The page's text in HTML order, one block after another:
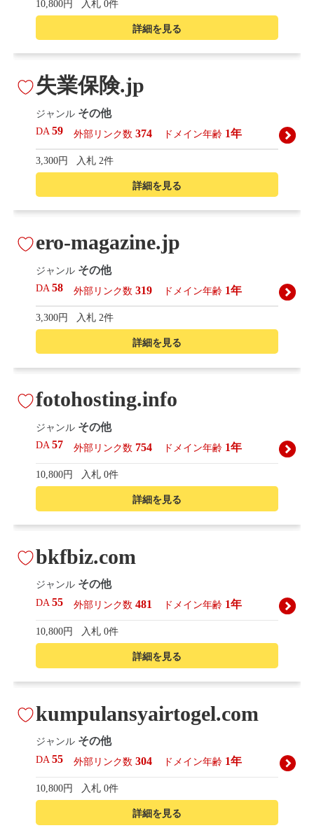
詳細を見る
10,800円 入札 0件
詳細を見る
失業保険.jp
ジャンル その他
DA59 外部リンク数 374 ドメイン年齢 1年
3,300円 入札 2件
詳細を見る
ero-magazine.jp
ジャンル その他
DA58 外部リンク数 319 ドメイン年齢 1年
3,300円 入札 2件
詳細を見る
fotohosting.info
ジャンル その他
DA57 外部リンク数 754 ドメイン年齢 1年
10,800円 入札 0件
詳細を見る
bkfbiz.com
ジャンル その他
DA55 外部リンク数 481 ドメイン年齢 1年
10,800円 入札 0件
詳細を見る
kumpulansyairtogel.com
ジャンル その他
DA55 外部リンク数 304 ドメイン年齢 1年
10,800円 入札 0件